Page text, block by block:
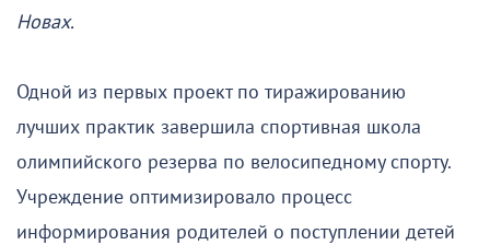
Новах.
Одной из первых проект по тиражированию
лучших практик завершила спортивная школа
олимпийского резерва по велосипедному спорту.
Учреждение оптимизировало процесс
информирования родителей о поступлении детей